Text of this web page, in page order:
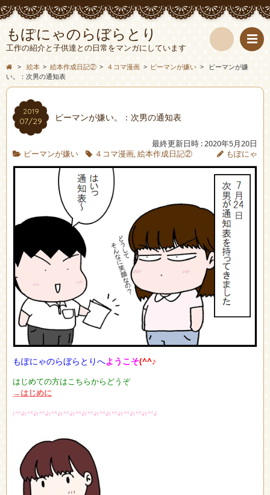
もぽにゃのらぼらとり
工作の紹介と子供達との日常をマンガにしています
検
索
> 絵本 > 絵本作成日記② > ４コマ漫画 > ピーマンが嫌い >
ピーマンが嫌
い。：次男の通知表
2019
07/29 ピーマンが嫌い。：次男の通知表
最終更新日時 : 2020年5月20日
ピーマンが嫌い
４コマ漫画,絵本作成日記② もぽにゃ
もぽにゃのらぼらとりへようこそ(^^♪
はじめての方はこちらからどうぞ
→はじめに
(^^♪(^^♪(^^♪(^^♪(^^♪(^^♪(^^♪(^^♪(^^♪(^^♪(^^♪(^^♪